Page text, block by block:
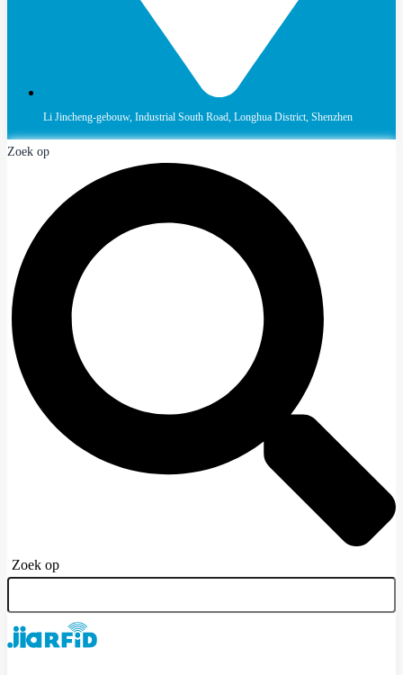
Li Jincheng-gebouw, Industrial South Road, Longhua District, Shenzhen
Zoek op
Zoek op